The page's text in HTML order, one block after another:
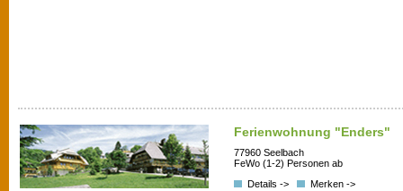
Ferienwohnung "Enders"
77960 Seelbach
FeWo (1-2) Personen ab
Details ->
Merken ->